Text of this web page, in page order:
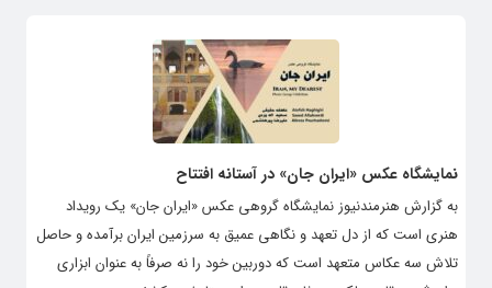
نمایشگاه عکس «ایران جان» در آستانه افتتاح
به گزارش هنرمندنیوز نمایشگاه گروهی عکس «ایران جان» یک رویداد
هنری است که از دل تعهد و نگاهی عمیق به سرزمین ایران برآمده و حاصل
تلاش سه عکاس متعهد است که دوربین خود را نه صرفاً به عنوان ابزاری